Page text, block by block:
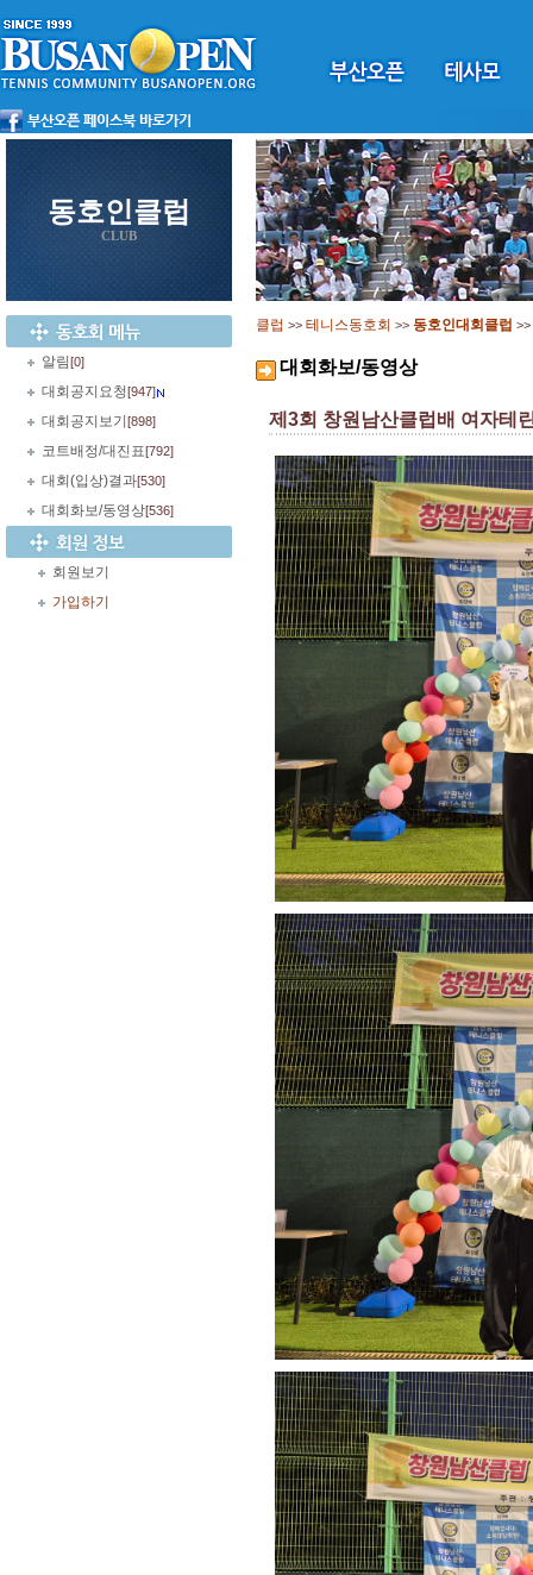
동호인클럽
CLUB
알림[0]
대회공지요청[947]
대회공지보기 [898]
코트배정/대진표[792]
대회(입상)결과[530]
대회화보/동영상[536]
회원보기
가입하기
클럽 >> 테니스동호회 >> 동호인대회클럽 >>
대회화보/동영상
제3회 창원남산클럽배 여자테